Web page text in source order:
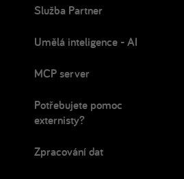
Služba Partner
Umělá inteligence - AI
MCP server
Potřebujete pomoc
externisty?
Zpracování dat